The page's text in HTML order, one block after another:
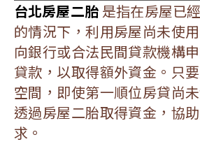
台北房屋二胎 是指在房屋已
的情況下，利用房屋尚未使
向銀行或合法民間貸款機構
貸款，以取得額外資金。只
空間，即使第一順位房貸尚
透過房屋二胎取得資金，協
求。